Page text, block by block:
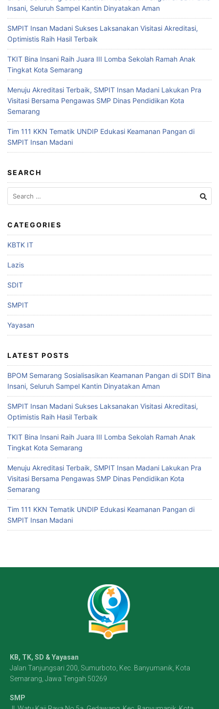
Insani, Seluruh Sampel Kantin Dinyatakan Aman
SMPIT Insan Madani Sukses Laksanakan Visitasi Akreditasi,
Optimistis Raih Hasil Terbaik
TKIT Bina Insani Raih Juara III Lomba Sekolah Ramah Anak
Tingkat Kota Semarang
Menuju Akreditasi Terbaik, SMPIT Insan Madani Lakukan Pra
Visitasi Bersama Pengawas SMP Dinas Pendidikan Kota
Semarang
Tim 111 KKN Tematik UNDIP Edukasi Keamanan Pangan di
SMPIT Insan Madani
SEARCH
CATEGORIES
KBTK IT
Lazis
SDIT
SMPIT
Yayasan
LATEST POSTS
BPOM Semarang Sosialisasikan Keamanan Pangan di SDIT Bina
Insani, Seluruh Sampel Kantin Dinyatakan Aman
SMPIT Insan Madani Sukses Laksanakan Visitasi Akreditasi,
Optimistis Raih Hasil Terbaik
TKIT Bina Insani Raih Juara III Lomba Sekolah Ramah Anak
Tingkat Kota Semarang
Menuju Akreditasi Terbaik, SMPIT Insan Madani Lakukan Pra
Visitasi Bersama Pengawas SMP Dinas Pendidikan Kota
Semarang
Tim 111 KKN Tematik UNDIP Edukasi Keamanan Pangan di
SMPIT Insan Madani
KB, TK, SD & Yayasan
Jalan Tanjungsari 200, Sumurboto, Kec. Banyumanik, Kota
Semarang, Jawa Tengah 50269
SMP